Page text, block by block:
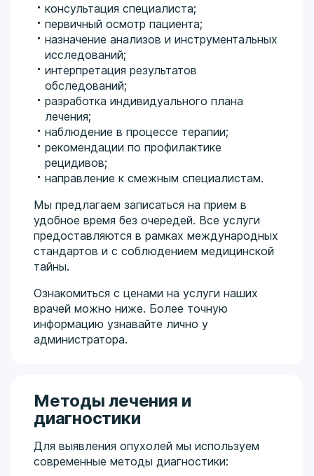
консультация специалиста;
первичный осмотр пациента;
назначение анализов и инструментальных
исследований;
интерпретация результатов
обследований;
разработка индивидуального плана
лечения;
наблюдение в процессе терапии;
рекомендации по профилактике
рецидивов;
направление к смежным специалистам.
Мы предлагаем записаться на прием в
удобное время без очередей. Все услуги
предоставляются в рамках международных
стандартов и с соблюдением медицинской
тайны.
Ознакомиться с ценами на услуги наших
врачей можно ниже. Более точную
информацию узнавайте лично у
администратора.
Методы лечения и
диагностики
Для выявления опухолей мы используем
современные методы диагностики: